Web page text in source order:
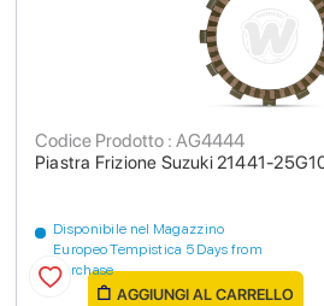
Piastra Frizione Suzuki 21441-
Codice Prodotto : AG4444
Disponibile nel Magazzino
Europeo Tempistica 5 Days from
purchase
AGGIUNGI AL CARRELLO